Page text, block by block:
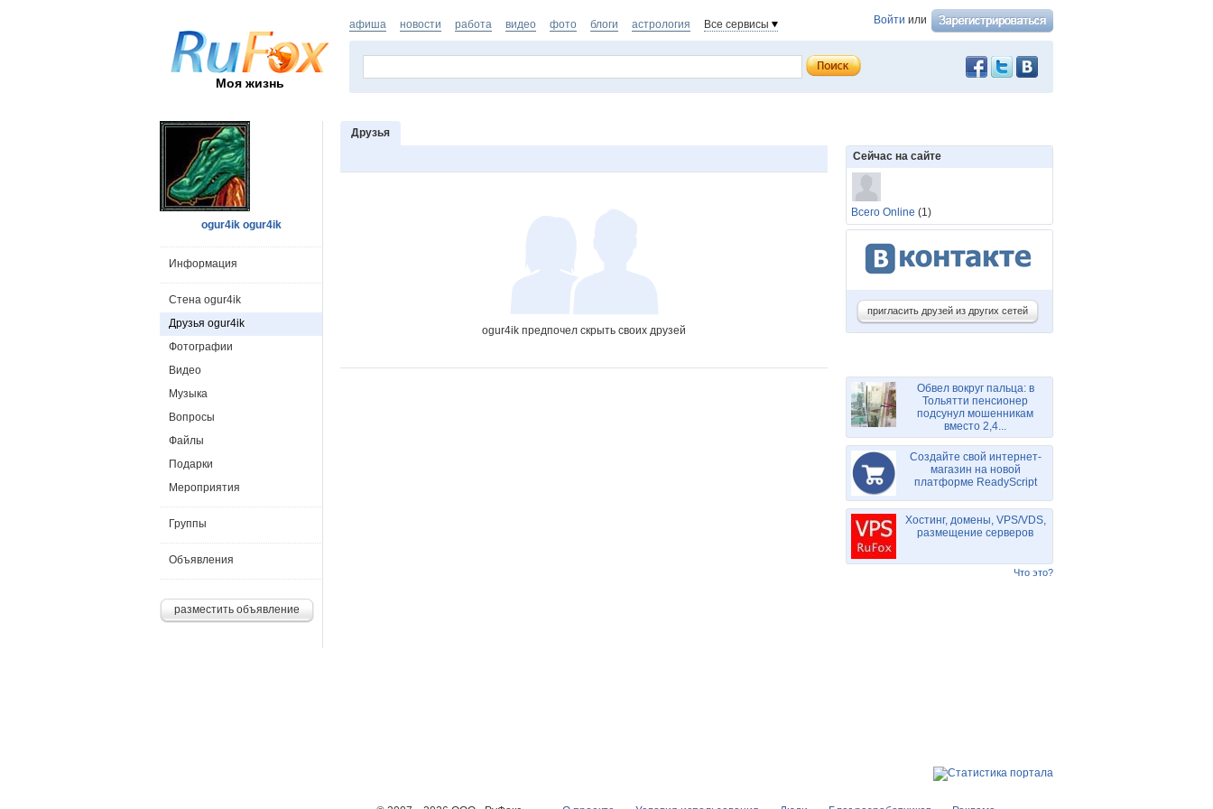
Моя жизнь
Войти или
афиша новости работа видео фото блоги астрология Все сервисы
Друзья
ogur4ik предпочел скрыть своих друзей
ogur4ik ogur4ik
Информация
Стена ogur4ik
Друзья ogur4ik
Фотографии
Видео
Музыка
Вопросы
Файлы
Подарки
Мероприятия
Группы
Объявления
разместить объявление
Сейчас на сайте
Всего Online (1)
пригласить друзей из других сетей
Обвел вокруг пальца: в
Тольятти пенсионер
подсунул мошенникам
вместо 2,4...
Создайте свой интернет-
магазин на новой
платформе ReadyScript
Хостинг, домены, VPS/VDS,
размещение серверов
Что это?